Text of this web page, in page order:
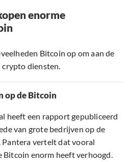
enorme
Bitcoin op om aan de
crypto diensten.
op de Bitcoin
heeft een rapport gepubliceerd
van grote bedrijven op de
vertelt dat vooral
Bitcoin enorm heeft verhoogd.